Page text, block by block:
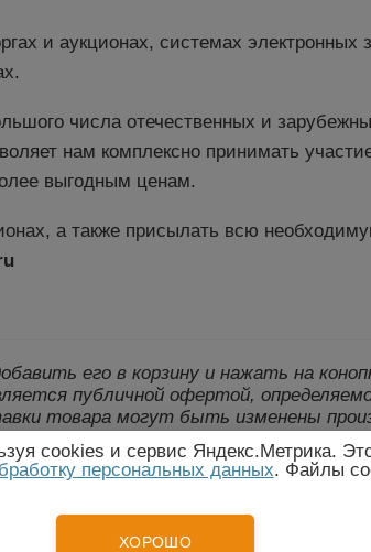
и аукционах, системах электронных
числа отечественных и
нам комплексно принимать
выгодным ценам.
а также присылать всю
его в корзину и нажать на
публичной офертой,
товара могут быть изменены
cookies и сервис Яндекс.Метрика. Это
персональных данных. Файлы
ХОРОШО